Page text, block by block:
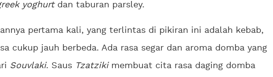
yoghurtdan taburan parsley.
pertama kali, yang terlintas di pikiran ini adalah kebab,
cukup jauh berbeda. Ada rasa segar dan aroma domba yang
Souvlaki. Saus Tzatziki membuat cita rasa daging domba